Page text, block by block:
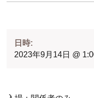
日時:
2023年9月14日 @